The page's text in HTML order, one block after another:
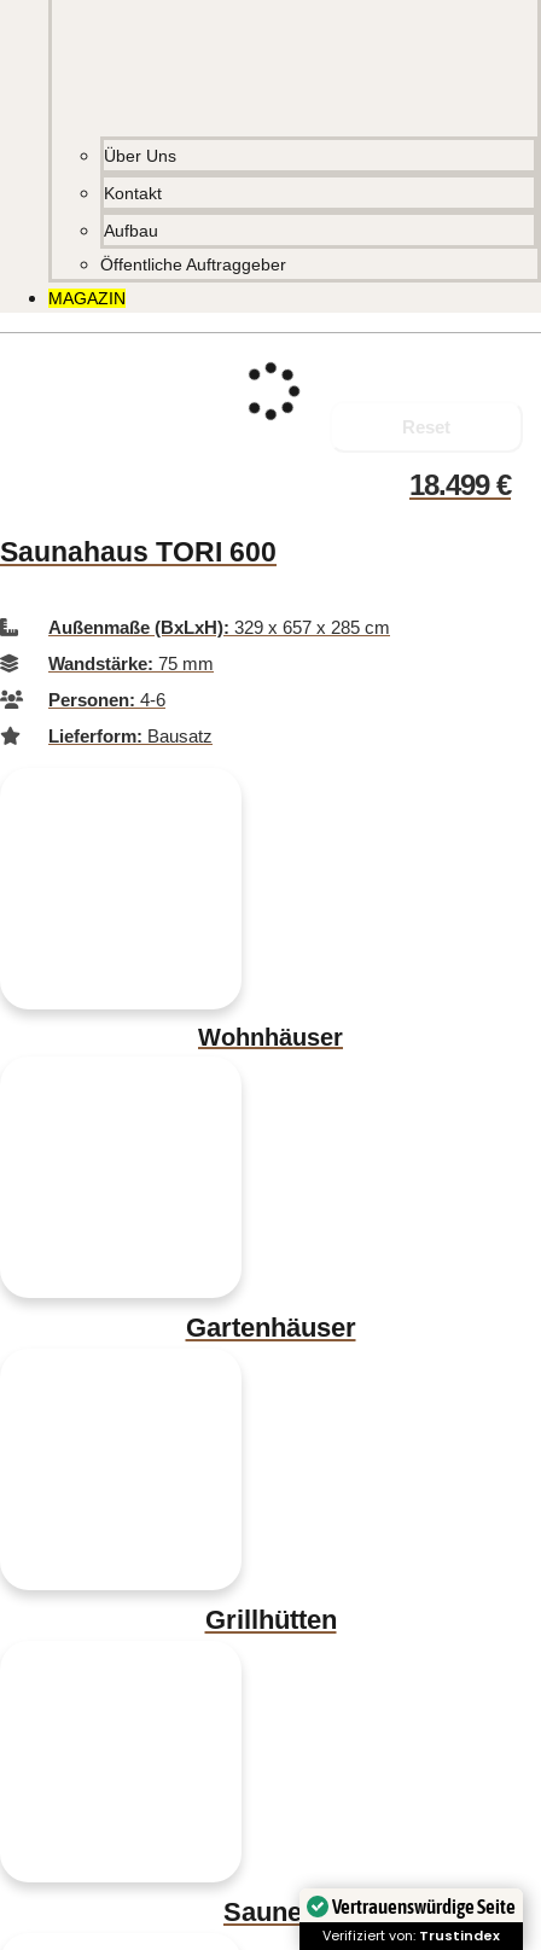
Über Uns
Kontakt
Aufbau
Öffentliche Auftraggeber
MAGAZIN
Reset
18.499€
Saunahaus TORI 600
Außenmaße (BxLxH): 329 x 657 x 285 cm
Wandstärke: 75 mm
Personen: 4-6
Lieferform: Bausatz
Wohnhäuser
Gartenhäuser
Grillhütten
Saunen Vertrauenswürdige Seite
Verifiziert von: Trustindex